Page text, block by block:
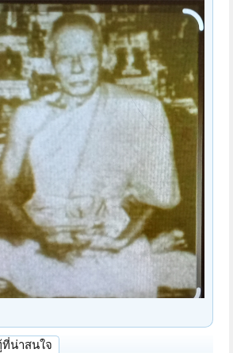
ที่น่าสนใจ